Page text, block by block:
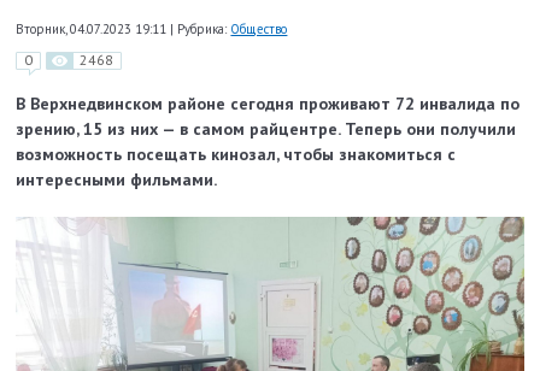
Вторник, 04.07.2023 19:11 | Рубрика: Общество
0 2468
В Верхнедвинском районе сегодня проживают 72 инвалида по
зрению, 15 из них — в самом райцентре. Теперь они получили
возможность посещать кинозал, чтобы знакомиться с
интересными фильмами.